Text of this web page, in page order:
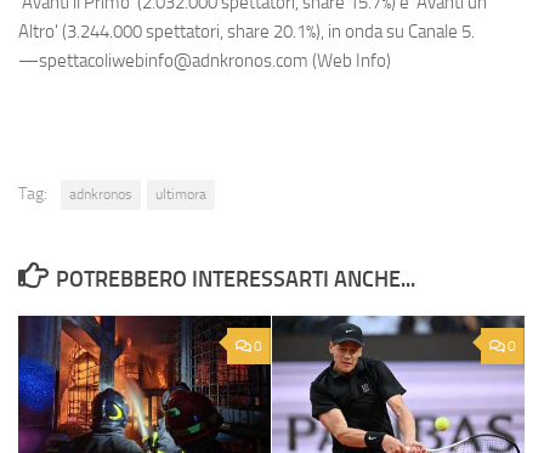
Altro' (3.244.000 spettatori, share 20.1%), in onda su Canale 5.
—spettacoliwebinfo@adnkronos.com (Web Info)
Tag: adnkronos ultimora
POTREBBERO INTERESSARTI ANCHE...
0 0